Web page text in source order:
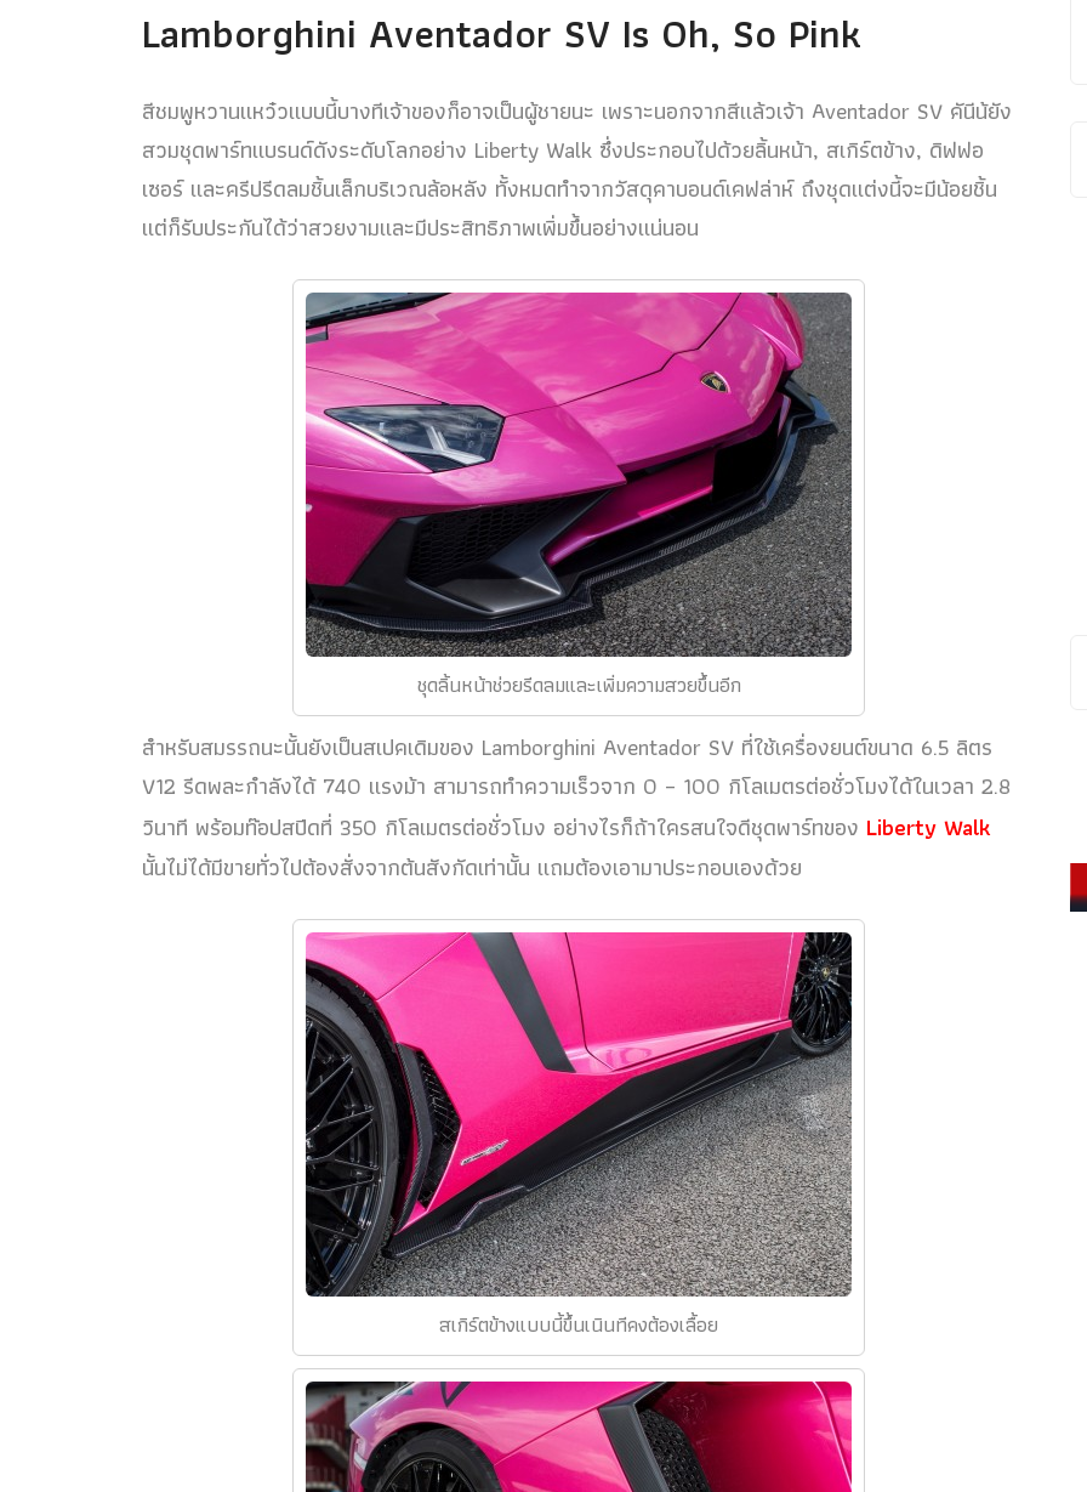
Lamborghini Aventador SV Is Oh, So Pink
สีชมพูหวานแหว๋วแบบนี้บางทีเจ้าของก็อาจเป็นผู้ชายนะ เพราะนอกจากสีแล้วเจ้า Aventador SV คันีน้ยัง
สวมชุดพาร์ทแบรนด์ดังระดับโลกอย่าง Liberty Walk ซึ่งประกอบไปด้วยลิ้นหน้า, สเกิร์ตข้าง, ดิฟฟอ
เซอร์ และครีปรีดลมชิ้นเล็กบริเวณล้อหลัง ทั้งหมดทำจากวัสดุคาบอนด์เคฟล่าห์ ถึงชุดแต่งนี้จะมีน้อยชิ้น
แต่ก็รับประกันได้ว่าสวยงามและมีประสิทธิภาพเพิ่มขึ้นอย่างแน่นอน
ชุดลิ้นหน้าช่วยรีดลมและเพิ่มความสวยขึ้นอีก
สำหรับสมรรถนะนั้นยังเป็นสเปคเดิมของ Lamborghini Aventador SV ที่ใช้เครื่องยนต์ขนาด 6.5 ลิตร
V12 รีดพละกำลังได้ 740 แรงม้า สามารถทำความเร็วจาก 0 – 100 กิโลเมตรต่อชั่วโมงได้ในเวลา 2.8
วินาที พร้อมท๊อปสปีดที่ 350 กิโลเมตรต่อชั่วโมง อย่างไรก็ถ้าใครสนใจดีชุดพาร์ทของ Liberty Walk
นั้นไม่ได้มีขายทั่วไปต้องสั่งจากต้นสังกัดเท่านั้น แถมต้องเอามาประกอบเองด้วย
สเกิร์ตข้างแบบนี้ขึ้นเนินทีคงต้องเลื้อย